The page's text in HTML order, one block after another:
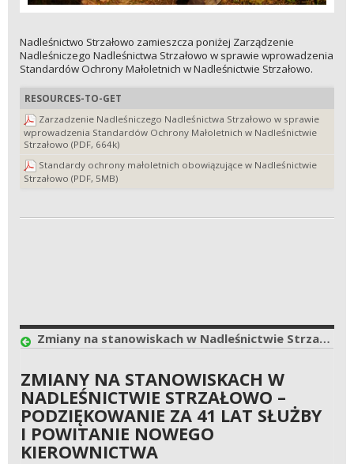
Nadleśnictwo Strzałowo zamieszcza poniżej Zarządzenie
Nadleśniczego Nadleśnictwa Strzałowo w sprawie wprowadzenia
Standardów Ochrony Małoletnich w Nadleśnictwie Strzałowo.
RESOURCES-TO-GET
Zarzadzenie Nadleśniczego Nadleśnictwa Strzałowo w sprawie
wprowadzenia Standardów Ochrony Małoletnich w Nadleśnictwie
Strzałowo (PDF, 664k)
Standardy ochrony małoletnich obowiązujące w Nadleśnictwie
Strzałowo (PDF, 5MB)
Zmiany na stanowiskach w Nadleśnictwie Strzałowo – podziękowanie za 41 lat służby i powitanie nowego kierownictwa
ZMIANY NA STANOWISKACH W
NADLEŚNICTWIE STRZAŁOWO –
PODZIĘKOWANIE ZA 41 LAT SŁUŻBY
I POWITANIE NOWEGO
KIEROWNICTWA